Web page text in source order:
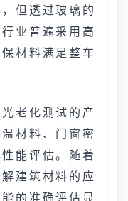
但透过玻璃的
业普遍采用高
材料满足整车
老化测试的产
材料、门窗密
能评估。随着
建筑材料的应
的准确评估显